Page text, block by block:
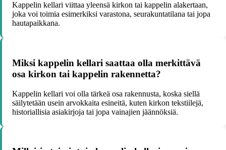
Kappelin kellari viittaa yleensä kirkon tai kappelin alakertaan,
joka voi toimia esimerkiksi varastona, seurakuntatilana tai jopa
hautapaikkana.
Miksi kappelin kellari saattaa olla merkittävä
osa kirkon tai kappelin rakennetta?
Kappelin kellari voi olla tärkeä osa rakennusta, koska siellä
säilytetään usein arvokkaita esineitä, kuten kirkon tekstiilejä,
historiallisia asiakirjoja tai jopa vainajien jäännöksiä.